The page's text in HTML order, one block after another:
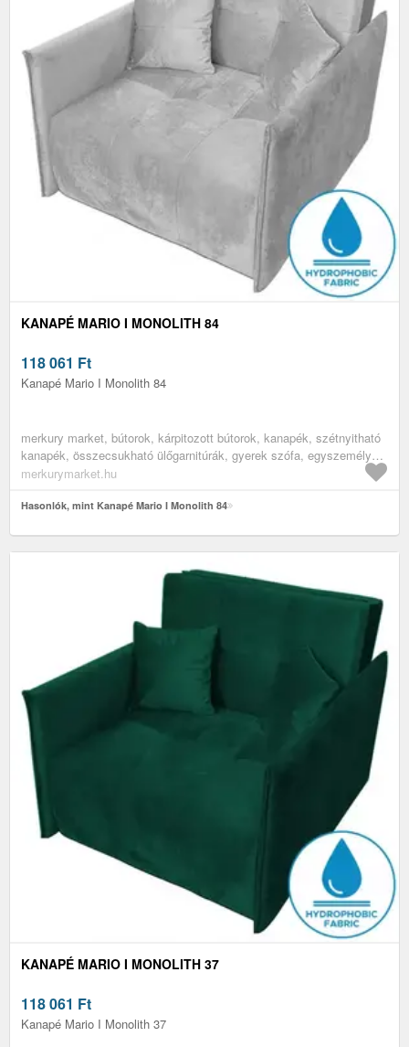
KANAPÉ MARIO I MONOLITH 84
118 061 Ft
Kanapé Mario I Monolith 84
merkury market, bútorok, kárpitozott bútorok, kanapék, szétnyitható
kanapék, összecsukható ülőgarnitúrák, gyerek szófa, egyszemélyes
szétnyitható ülőgarnitúra, ifjúsági bútorok, ifjúsági heverők,
merkurymarket.hu
Hasonlók, mint Kanapé Mario I Monolith 84
KANAPÉ MARIO I MONOLITH 37
118 061 Ft
Kanapé Mario I Monolith 37